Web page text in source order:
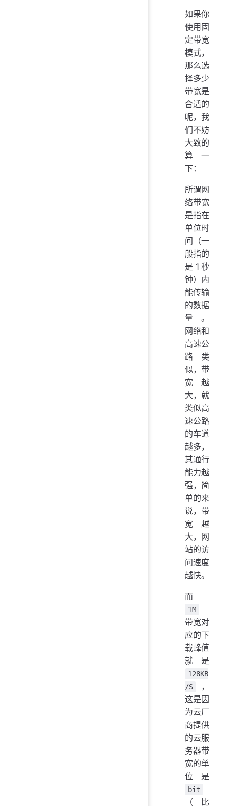
如果你
使用固
定带宽
模式，
那么选
择多少
带宽是
合适的
呢，我
们不妨
大致的
算一
下：
所谓网
络带宽
是指在
单位时
间（一
般指的
是1秒
钟）内
能传输
的数据
量。
网络和
高速公
路类
似，带
宽越
大，就
类似高
速公路
的车道
越多，
其通行
能力越
强，简
单的来
说，带
宽越
大，网
站的访
问速度
越快。
而
1M
带宽对
应的下
载峰值
就是
128KB
/S
，
这是因
为云厂
商提供
的云服
务器带
宽的单
位是
bit
（比